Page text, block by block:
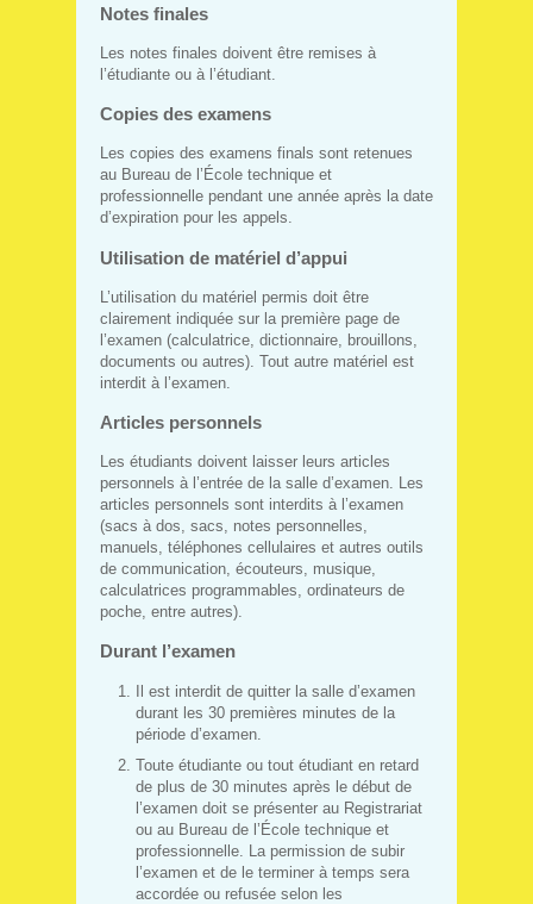
Notes finales
Les notes finales doivent être remises à
l’étudiante ou à l’étudiant.
Copies des examens
Les copies des examens finals sont retenues
au Bureau de l’École technique et
professionnelle pendant une année après la date
d’expiration pour les appels.
Utilisation de matériel d’appui
L’utilisation du matériel permis doit être
clairement indiquée sur la première page de
l’examen (calculatrice, dictionnaire, brouillons,
documents ou autres). Tout autre matériel est
interdit à l’examen.
Articles personnels
Les étudiants doivent laisser leurs articles
personnels à l’entrée de la salle d’examen. Les
articles personnels sont interdits à l’examen
(sacs à dos, sacs, notes personnelles,
manuels, téléphones cellulaires et autres outils
de communication, écouteurs, musique,
calculatrices programmables, ordinateurs de
poche, entre autres).
Durant l’examen
Il est interdit de quitter la salle d’examen
durant les 30 premières minutes de la
période d’examen.
Toute étudiante ou tout étudiant en retard
de plus de 30 minutes après le début de
l’examen doit se présenter au Registrariat
ou au Bureau de l’École technique et
professionnelle. La permission de subir
l’examen et de le terminer à temps sera
accordée ou refusée selon les